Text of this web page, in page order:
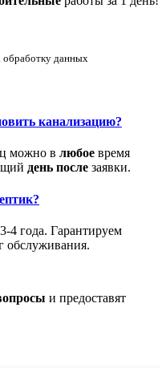
обработку данных
канализацию?
можно в любое время
день после заявки.
4 года. Гарантируем
обслуживания.
и предоставят